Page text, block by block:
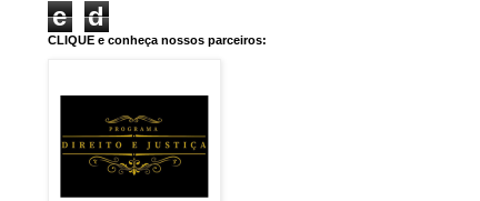
e
d
CLIQUE e conheça nossos parceiros: